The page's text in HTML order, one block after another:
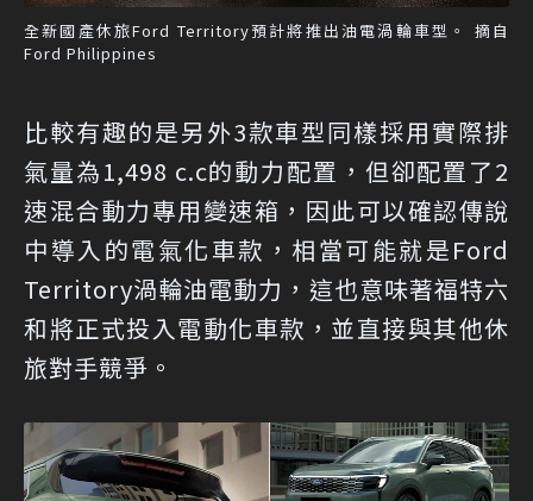
全新國產休旅Ford Territory預計將推出油電渦輪車型。 摘自
Ford Philippines
比較有趣的是另外3款車型同樣採用實際排
氣量為1,498 c.c的動力配置，但卻配置了2
速混合動力專用變速箱，因此可以確認傳說
中導入的電氣化車款，相當可能就是Ford
Territory渦輪油電動力，這也意味著福特六
和將正式投入電動化車款，並直接與其他休
旅對手競爭。